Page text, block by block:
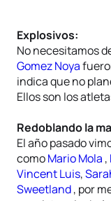
Explosivos:
No necesitamos
Gomez Noya
indica que no
Ellos son los
Redoblando la
El año pasado
comoMario Mola ,
Vincent Luis,
Sweetland, por